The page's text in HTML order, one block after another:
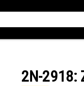
2N-2918: